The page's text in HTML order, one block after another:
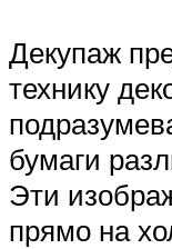
Декупаж
технику
бумаги
Эти
прямо на